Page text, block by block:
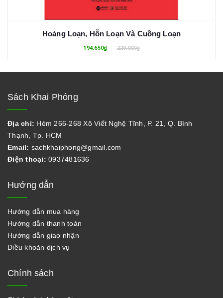
Hoảng Loạn, Hỗn Loạn Và Cuồng Loạn
194.650₫ 229.000₫
Sách Khai Phóng
Địa chỉ: Hẻm 266-268 Xô Viết Nghệ Tĩnh, P. 21, Q. Bình
Thạnh, Tp. HCM
Email: sachkhaiphong@gmail.com
Điện thoại: 0937481636
Hướng dẫn
Hướng dẫn mua hàng
Hướng dẫn thanh toán
Hướng dẫn giao nhận
Điều khoản dịch vụ
Chính sách